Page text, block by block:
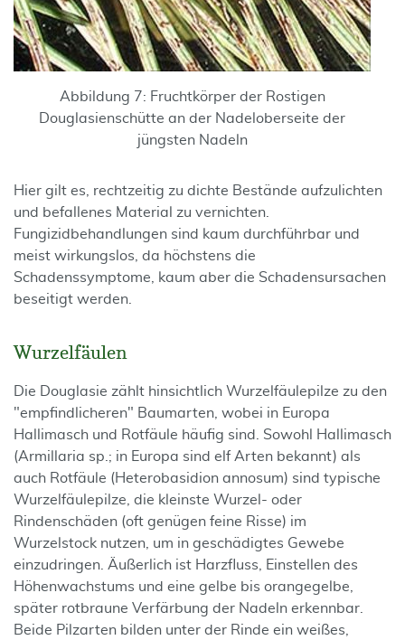
Abbildung 7: Fruchtkörper der Rostigen
Douglasienschütte an der Nadeloberseite der
jüngsten Nadeln
Hier gilt es, rechtzeitig zu dichte Be­stände aufzulichten
und befallenes Material zu vernichten.
Fungizidbehandlungen sind kaum durchführbar und
meist wirkungslos, da höchstens die
Schadenssymptome, kaum aber die Schadensursachen
beseitigt werden.
Wurzelfäulen
Die Douglasie zählt hinsichtlich Wurzelfäulepilze zu den
"empfindlicheren" Baumarten, wobei in Europa
Hallimasch und Rotfäule häufig sind. Sowohl Hallimasch
(Armillaria sp.; in Europa sind elf Arten bekannt) als
auch Rotfäule (Heterobasidion annosum) sind typische
Wurzelfäulepilze, die kleinste Wurzel- oder
Rindenschäden (oft genügen feine Risse) im
Wurzelstock nutzen, um in geschädigtes Gewebe
einzudringen. Äußerlich ist Harzfluss, Einstellen des
Höhenwachstums und eine gelbe bis orangegelbe,
später rotbraune Verfärbung der Nadeln erkennbar.
Beide Pilzarten bilden unter der Rinde ein weißes,